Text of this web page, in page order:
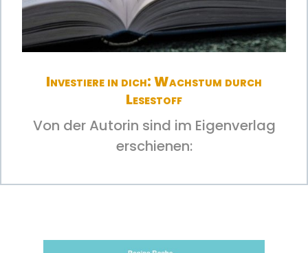
Investiere in dich: Wachstum durch
Lesestoff
Von der Autorin sind im Eigenverlag
erschienen: